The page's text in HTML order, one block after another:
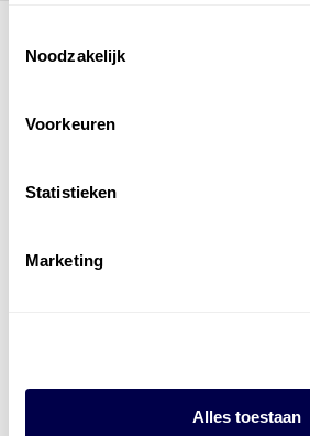
Noodzakelijk
Voorkeuren
Statistieken
Marketing
Alles toestaan